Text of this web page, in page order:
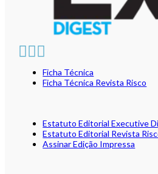
Ficha Técnica
Ficha Técnica Revista Risco
Estatuto Editorial Executive
Estatuto Editorial Revista
Assinar Edição Impressa